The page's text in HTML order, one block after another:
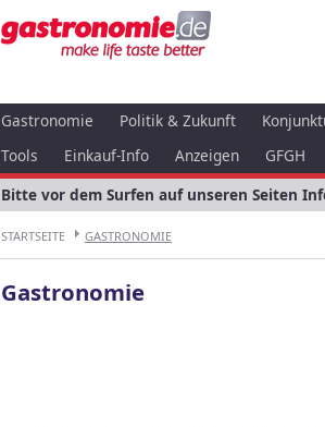
Gastronomie Politik & Zukunft
Tools
Einkauf-Info Anzeigen
GFGH
Bitte vor dem Surfen auf unseren Seiten
STARTSEITE GASTRONOMIE
Gastronomie